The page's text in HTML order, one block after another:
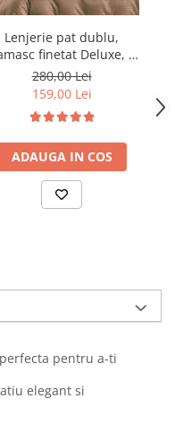
Lenjerie pat dublu,
finetat Deluxe, 6
piese, cearceaf pat cu
elastic, Maro
280,00 Lei
159,00 Lei
ADAUGA IN COS
pentru a-ti
elegant si